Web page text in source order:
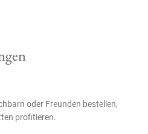
oder Freunden bestellen,
profitieren.